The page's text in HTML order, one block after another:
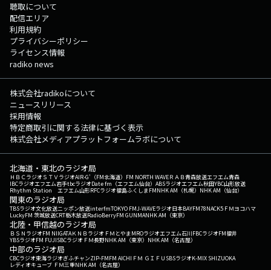
聴取について
配信エリア
利用規約
プライバシーポリシー
ライセンス情報
radiko news
株式会社radikoについて
ニュースリリース
採用情報
特定商取引に関する法律に基づく表示
株式会社メディアプラットフォームラボについて
北海道・東北のラジオ局
ＨＢＣラジオＳＴＶラジオAIR-G'（FM北海道） FM NORTH WAVEＲＡＢ青森放送エフエム青森
IBCラジオエフエム岩手tbcラジオDate fm（エフエム仙台） ABSラジオエフエム秋田YBC山形放送
Rhythm Station エフエム山形RFCラジオ福島ふくしまFMNHK AM（札幌） NHK AM（仙台）
関東のラジオ局
TBSラジオ文化放送ニッポン放送interfmTOKYO FMJ-WAVEラジオ日本BAYFM78NACK5 ＦＭヨコハマ
LuckyFM 茨城放送CRT栃木放送RadioBerryFM GUNMANHK AM（東京）
北陸・甲信越のラジオ局
ＢＳＮラジオFM NIIGATAＫＮＢラジオ ＦＭとやまMROラジオエフエム石川FBCラジオFM福井
YBSラジオFM FUJISBCラジオ ＦＭ長野NHK AM（東京） NHK AM（名古屋）
中部のラジオ局
CBCラジオ東海ラジオぎふチャンZIP-FMFM AICHI ＦＭ ＧＩＦＵ SBSラジオK-MIX SHIZUOKA
レディオキューブ ＦＭ三重NHK AM（名古屋）